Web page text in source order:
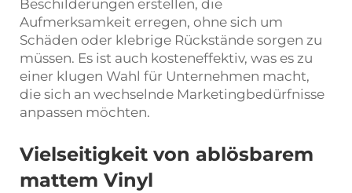
Beschilderungen erstellen, die
Aufmerksamkeit erregen, ohne sich um
Schäden oder klebrige Rückstände sorgen zu
müssen. Es ist auch kosteneffektiv, was es zu
einer klugen Wahl für Unternehmen macht,
die sich an wechselnde Marketingbedürfnisse
anpassen möchten.
Vielseitigkeit von ablösbarem
mattem Vinyl